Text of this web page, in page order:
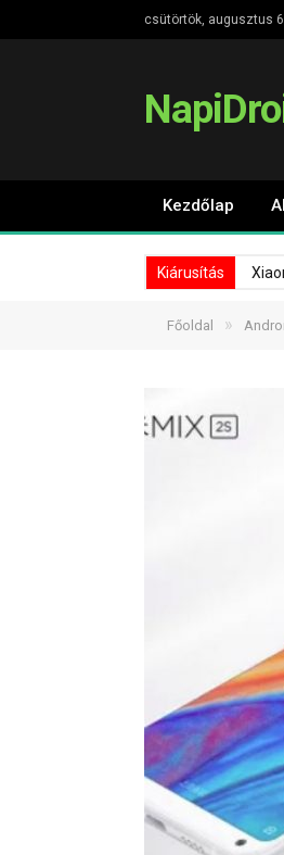
csütörtök, augusztus 6
Kezdőlap
Kiárusítás
Főoldal »